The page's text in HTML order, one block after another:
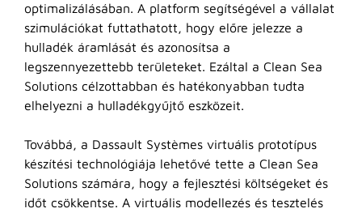
optimalizálásában. A platform segítségével a vállalat
szimulációkat futtathatott, hogy előre jelezze a
hulladék áramlását és azonosítsa a
legszennyezettebb területeket. Ezáltal a Clean Sea
Solutions célzottabban és hatékonyabban tudta
elhelyezni a hulladékgyűjtő eszközeit.
Továbbá, a Dassault Systèmes virtuális prototípus
készítési technológiája lehetővé tette a Clean Sea
Solutions számára, hogy a fejlesztési költségeket és
időt csökkentse. A virtuális modellezés és tesztelés